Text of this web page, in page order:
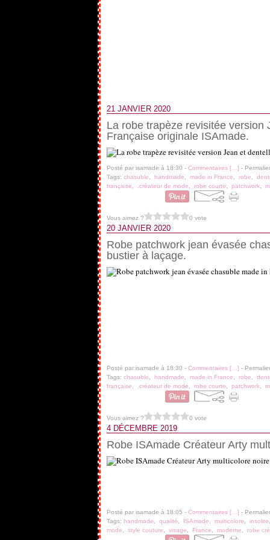
21 JANVIER 2020
La robe trapèze revisitée version
Française originale ISAmade.
Posté par isamade à 18:30 - Commentaires [ ] -
Tags: chasuble handmade made in France robe
française
.créateur de mode robe courte patchwork
Vous aimez ? 0 vote
20 JANVIER 2020
Robe patchwork jean évasée
bustier à laçage.
Posté par isamade à 18:30 - Commentaires [ ] -
Tags: chasuble handmade made in France robe
française
.créateur de mode robe courte patchwork
Vous aimez ? 0 vote
4 DÉCEMBRE 2019
Robe ISAmade Créateur Arty
Posté par isamade à 18:05 - Commentaires [ ] -
Tags: handmade qualité ISAmade multicolore insolite
mode
style couture visage France moderne robe